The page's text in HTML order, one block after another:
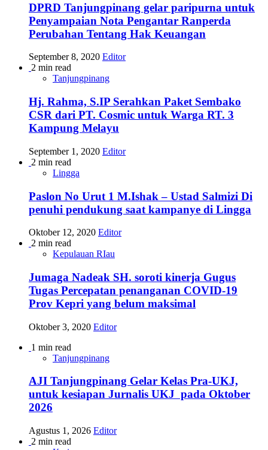
DPRD Tanjungpinang gelar paripurna untuk
Penyampaian Nota Pengantar Ranperda
Perubahan Tentang Hak Keuangan
September 8, 2020 Editor
2 min read
Tanjungpinang
Hj. Rahma, S.IP Serahkan Paket Sembako
CSR dari PT. Cosmic untuk Warga RT. 3
Kampung Melayu
September 1, 2020 Editor
2 min read
Lingga
Paslon No Urut 1 M.Ishak – Ustad Salmizi Di
penuhi pendukung saat kampanye di Lingga
Oktober 12, 2020 Editor
2 min read
Kepulauan RIau
Jumaga Nadeak SH. soroti kinerja Gugus
Tugas Percepatan penanganan COVID-19
Prov Kepri yang belum maksimal
Oktober 3, 2020 Editor
1 min read
Tanjungpinang
AJI Tanjungpinang Gelar Kelas Pra-UKJ,
untuk kesiapan Jurnalis UKJ pada Oktober
2026
Agustus 1, 2026 Editor
2 min read